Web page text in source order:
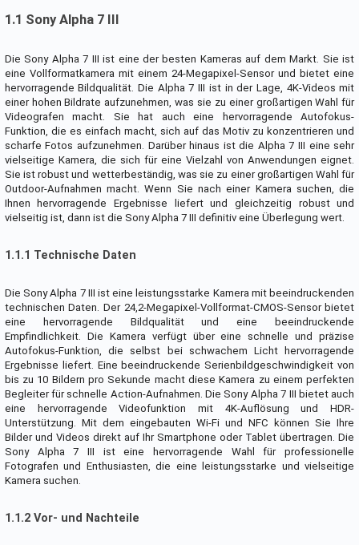
1.1 Sony Alpha 7 III
Die Sony Alpha 7 III ist eine der besten Kameras auf dem Markt. Sie ist
eine Vollformatkamera mit einem 24-Megapixel-Sensor und bietet eine
hervorragende Bildqualität. Die Alpha 7 III ist in der Lage, 4K-Videos mit
einer hohen Bildrate aufzunehmen, was sie zu einer großartigen Wahl für
Videografen macht. Sie hat auch eine hervorragende Autofokus-
Funktion, die es einfach macht, sich auf das Motiv zu konzentrieren und
scharfe Fotos aufzunehmen. Darüber hinaus ist die Alpha 7 III eine sehr
vielseitige Kamera, die sich für eine Vielzahl von Anwendungen eignet.
Sie ist robust und wetterbeständig, was sie zu einer großartigen Wahl für
Outdoor-Aufnahmen macht. Wenn Sie nach einer Kamera suchen, die
Ihnen hervorragende Ergebnisse liefert und gleichzeitig robust und
vielseitig ist, dann ist die Sony Alpha 7 III definitiv eine Überlegung wert.
1.1.1 Technische Daten
Die Sony Alpha 7 III ist eine leistungsstarke Kamera mit beeindruckenden
technischen Daten. Der 24,2-Megapixel-Vollformat-CMOS-Sensor bietet
eine hervorragende Bildqualität und eine beeindruckende
Empfindlichkeit. Die Kamera verfügt über eine schnelle und präzise
Autofokus-Funktion, die selbst bei schwachem Licht hervorragende
Ergebnisse liefert. Eine beeindruckende Serienbildgeschwindigkeit von
bis zu 10 Bildern pro Sekunde macht diese Kamera zu einem perfekten
Begleiter für schnelle Action-Aufnahmen. Die Sony Alpha 7 III bietet auch
eine hervorragende Videofunktion mit 4K-Auflösung und HDR-
Unterstützung. Mit dem eingebauten Wi-Fi und NFC können Sie Ihre
Bilder und Videos direkt auf Ihr Smartphone oder Tablet übertragen. Die
Sony Alpha 7 III ist eine hervorragende Wahl für professionelle
Fotografen und Enthusiasten, die eine leistungsstarke und vielseitige
Kamera suchen.
1.1.2 Vor- und Nachteile